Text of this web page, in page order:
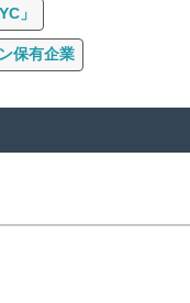
」
保有企業